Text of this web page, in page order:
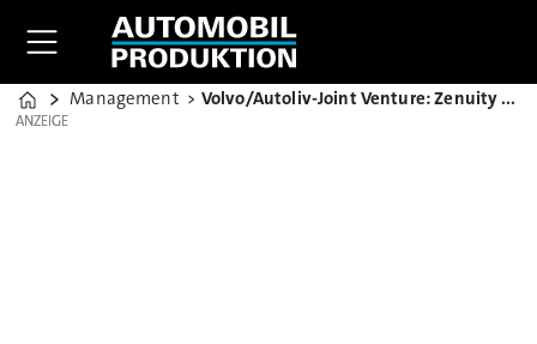
Home
Management Volvo/Autoliv-Joint Venture: Zenuity auf Kundensuche
ANZEIGE
ANZEIGE